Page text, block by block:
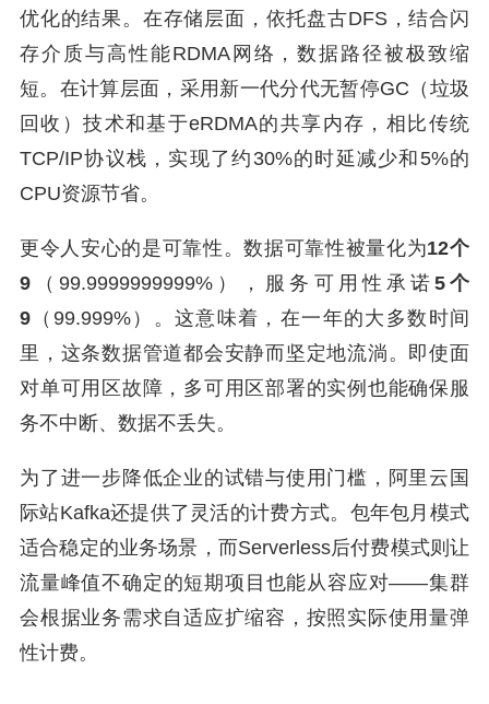
优化的结果。在存储层面，依托盘古DFS，结合闪
存介质与高性能RDMA网络，数据路径被极致缩
短。在计算层面，采用新一代分代无暂停GC（垃圾
回收）技术和基于eRDMA的共享内存，相比传统
TCP/IP协议栈，实现了约30%的时延减少和5%的
CPU资源节省。
更令人安心的是可靠性。数据可靠性被量化为12个
9 （99.9999999999%），服务可用性承诺 5个
9 （99.999%）。这意味着，在一年的大多数时间
里，这条数据管道都会安静而坚定地流淌。即使面
对单可用区故障，多可用区部署的实例也能确保服
务不中断、数据不丢失。
为了进一步降低企业的试错与使用门槛，阿里云国
际站Kafka还提供了灵活的计费方式。包年包月模式
适合稳定的业务场景，而Serverless后付费模式则让
流量峰值不确定的短期项目也能从容应对——集群
会根据业务需求自适应扩缩容，按照实际使用量弹
性计费。